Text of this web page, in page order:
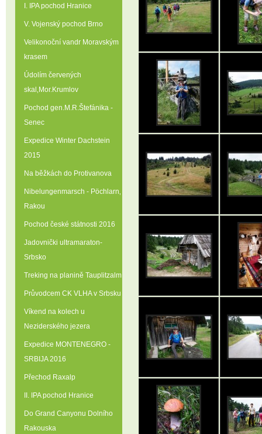
I. IPA pochod Hranice
V. Vojenský pochod Brno
Velikonoční vandr Moravským
krasem
Údolím červených
skal‚Mor.Krumlov
Pochod gen.M.R.Štefánika -
Senec
Expedice Winter Dachstein
2015
Na běžkách do Protivanova
Nibelungenmarsch - Pöchlarn‚
Rakou
Pochod české státnosti 2016
Jadovnički ultramaraton-
Srbsko
Treking na planině Tauplitzalm
Průvodcem CK VLHA v Srbsku
Víkend na kolech u
Neziderského jezera
Expedice MONTENEGRO -
SRBIJA 2016
Přechod Raxalp
II. IPA pochod Hranice
Do Grand Canyonu Dolního
Rakouska